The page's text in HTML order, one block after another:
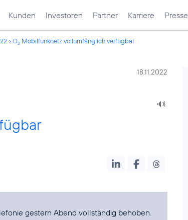
Kunden Investoren Partner Karriere Presse
O2 Mobilfunknetz vollumfänglich verfügbar
18.11.2022